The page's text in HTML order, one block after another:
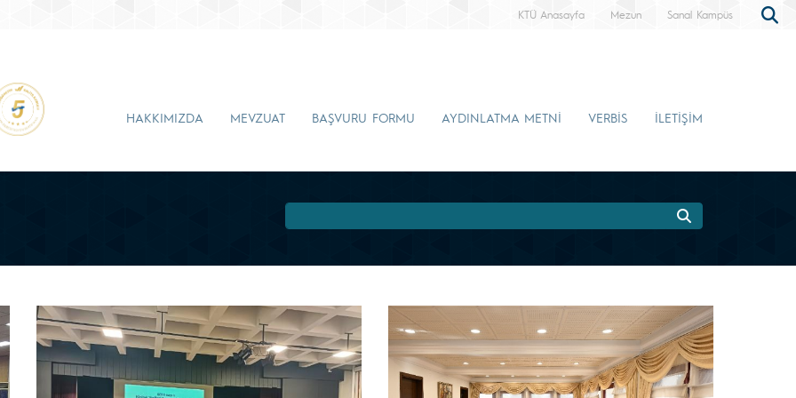
KTÜ Anasayfa Mezun Sanal Kampüs
HAKKIMIZDA MEVZUAT BAŞVURU FORMU AYDINLATMA METNİ VERBİS İLETİŞİM